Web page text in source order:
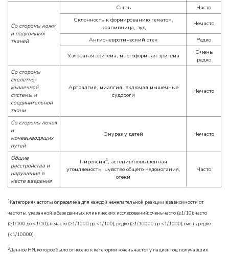
Со стороны кожи
и подкожных
тканей
Сыпь
Часто
Склонность к формированию гематом,
крапивница, зуд
Нечасто
Ангионевротический отек Редко
Узловатая эритема, многоформная эритема
Очень
редко
Со стороны
скелетно-
мышечной
системы и
соединительной
ткани
Артралгия, миалгия, включая мышечные
судороги
Нечасто
Со стороны почек
и
мочевыводящих
путей
Энурез у детей Нечасто
Общие
расстройства и
нарушения в
месте введения
Пирексия4, астения/повышенная
утомляемость, чувство общего недомогания,
отеки
Часто
1 Категория частоты определена для каждой нежелательной реакции в зависимости от
частоты, указанной в базе данных клинических исследований: очень часто (≥1/10); часто
(≥1/100 до <1/10); нечасто (≥1/1000 до <1/100); редко (≥1/10000 до <1/1000); очень редко
(<1/10000).
2Данное НЯ, которое было отнесено к категории «очень часто» у пациентов, получавших